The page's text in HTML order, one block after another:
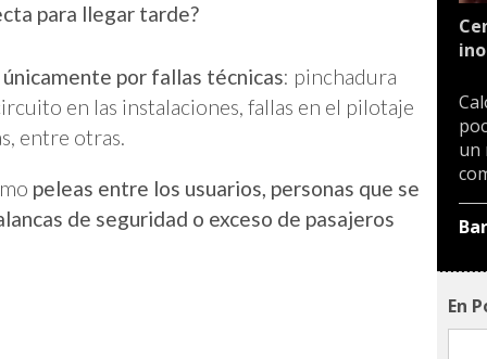
para llegar tarde?
por fallas técnicas: pinchadura
en las instalaciones, fallas en el pilotaje
entre otras.
peleas entre los usuarios, personas que se
de seguridad o exceso de pasajeros
un
En